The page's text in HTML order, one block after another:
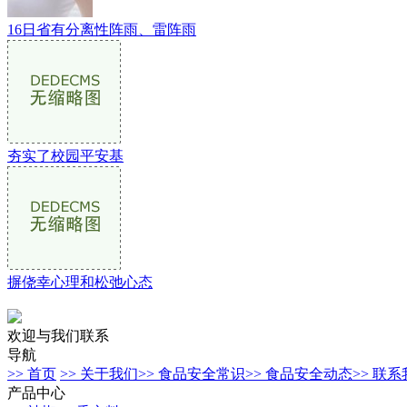
16日省有分离性阵雨、雷阵雨
夯实了校园平安基
摒侥幸心理和松弛心态
欢迎与我们联系
导航
>> 首页 >> 关于我们>> 食品安全常识>> 食品安全动态>> 联系
产品中心